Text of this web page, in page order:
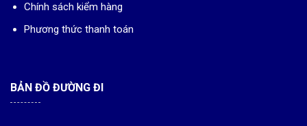
Chính sách kiểm hàng
Phương thức thanh toán
BẢN ĐỒ ĐƯỜNG ĐI